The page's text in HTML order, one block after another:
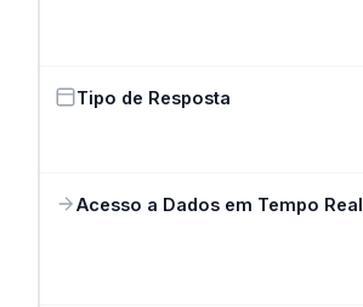
Tipo de Resposta
Acesso a Dados em Tempo Real